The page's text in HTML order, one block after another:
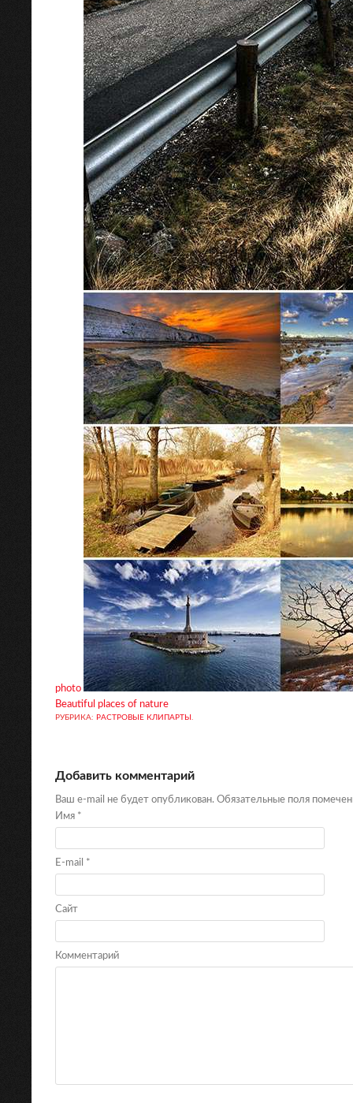
photo
Beautiful places of nature
РУБРИКА: РАСТРОВЫЕ КЛИПАРТЫ
Добавить комментарий
Ваш e-mail не будет опубликован. Обязательные поля
Имя *
E-mail *
Сайт
Комментарий